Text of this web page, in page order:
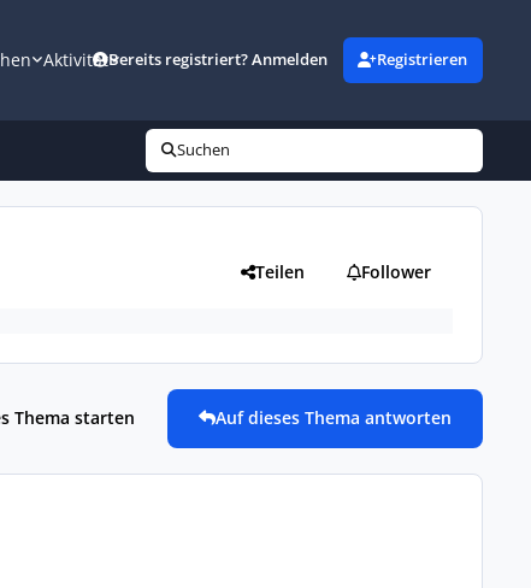
AktivitätBereits registriert? Anmelden Registrieren
Suchen
Teilen Follower
Thema starten Auf dieses Thema antworten